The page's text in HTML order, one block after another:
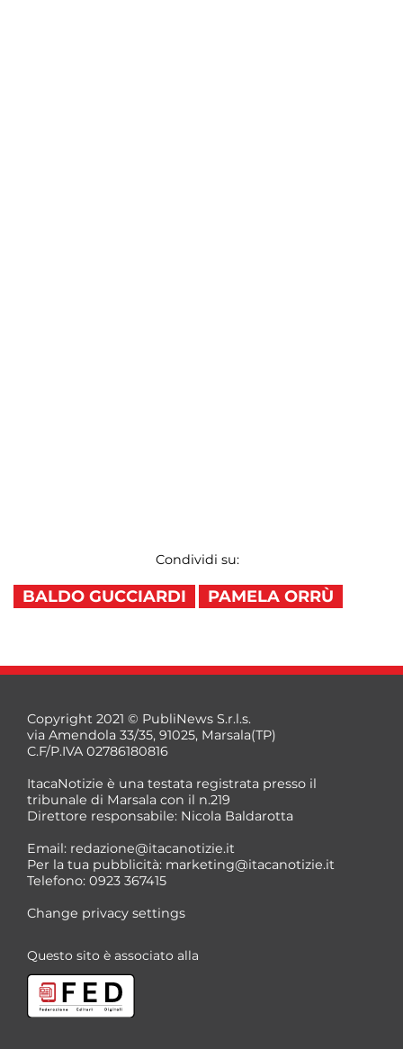
Condividi su:
BALDO GUCCIARDI PAMELA ORRÙ
Copyright 2021 © PubliNews S.r.l.s.
via Amendola 33/35, 91025, Marsala(TP)
C.F/P.IVA 02786180816
ItacaNotizie è una testata registrata presso il
tribunale di Marsala con il n.219
Direttore responsabile: Nicola Baldarotta
Email: redazione@itacanotizie.it
Per la tua pubblicità: marketing@itacanotizie.it
Telefono: 0923 367415
Change privacy settings
Questo sito è associato alla